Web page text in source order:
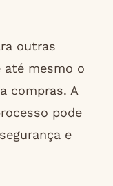
outras
até mesmo o
compras. A
pode
e